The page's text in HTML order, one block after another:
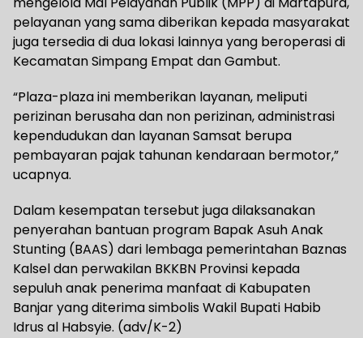
pelayanan yang sama diberikan kepada masyarakat
juga tersedia di dua lokasi lainnya yang beroperasi di
Kecamatan Simpang Empat dan Gambut.
“Plaza-plaza ini memberikan layanan, meliputi
perizinan berusaha dan non perizinan, administrasi
kependudukan dan layanan Samsat berupa
pembayaran pajak tahunan kendaraan bermotor,”
ucapnya.
Dalam kesempatan tersebut juga dilaksanakan
penyerahan bantuan program Bapak Asuh Anak
Stunting (BAAS) dari lembaga pemerintahan Baznas
Kalsel dan perwakilan BKKBN Provinsi kepada
sepuluh anak penerima manfaat di Kabupaten
Banjar yang diterima simbolis Wakil Bupati Habib
Idrus al Habsyie. (adv/K-2)